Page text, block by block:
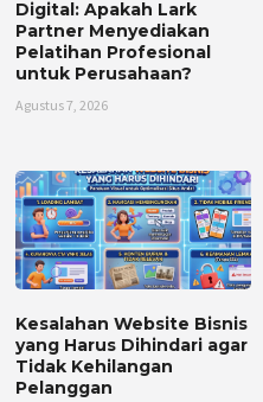
Digital: Apakah Lark
Partner Menyediakan
Pelatihan Profesional
untuk Perusahaan?
Agustus 7, 2026
Kesalahan Website Bisnis
yang Harus Dihindari agar
Tidak Kehilangan
Pelanggan